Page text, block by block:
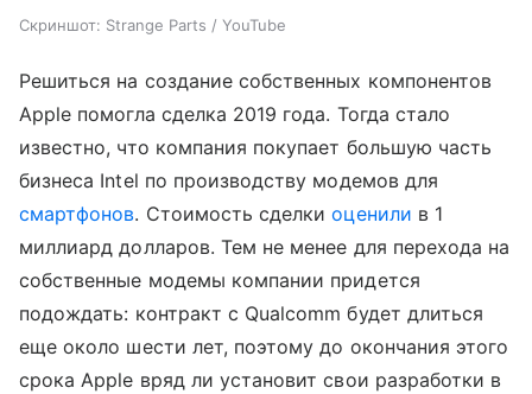
Скриншот: Strange Parts / YouTube
Решиться на создание собственных компонентов
Apple помогла сделка 2019 года. Тогда стало
известно, что компания покупает большую часть
бизнеса Intel по производству модемов для
смартфонов. Стоимость сделкиоценили в 1
миллиард долларов. Тем не менее для перехода на
собственные модемы компании придется
подождать: контракт с Qualcomm будет длиться
еще около шести лет, поэтому до окончания этого
срока Apple вряд ли установит свои разработки в